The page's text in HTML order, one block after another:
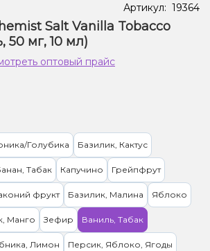
Артикул: 19364
Salt Vanilla Tobacco
50 мг, 10 мл)
оптовый прайс
Голубика Базилик, Кактус
Табак Капучино Грейпфрут
фрукт Базилик, Малина Яблоко
Манго Зефир Ваниль, Табак
Лимон Персик, Яблоко, Ягоды